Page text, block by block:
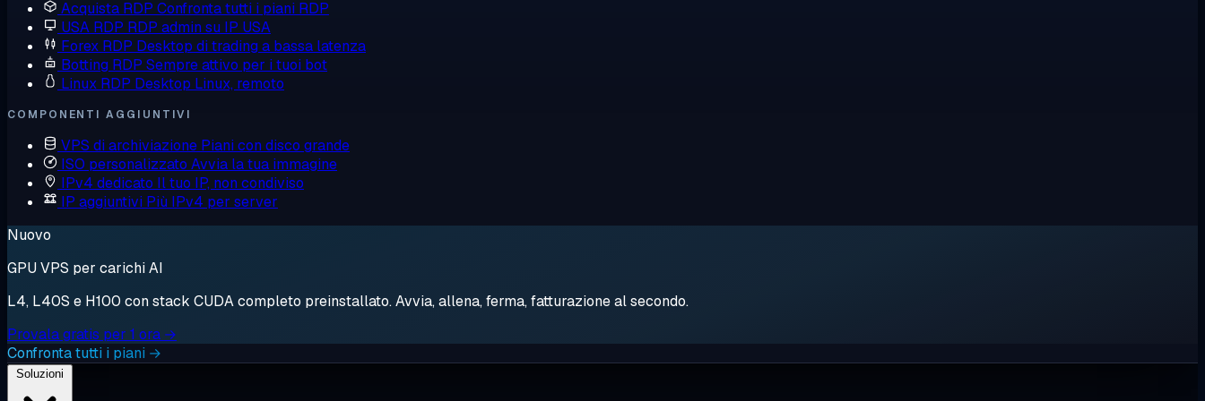
Acquista RDP Confronta tutti i piani RDP
USA RDP RDP admin su IP USA
Forex RDP Desktop di trading a bassa latenza
Botting RDP Sempre attivo per i tuoi bot
Linux RDP Desktop Linux, remoto
COMPONENTI AGGIUNTIVI
VPS di archiviazione Piani con disco grande
ISO personalizzato Avvia la tua immagine
IPv4 dedicato Il tuo IP, non condiviso
IP aggiuntivi Più IPv4 per server
Nuovo
GPU VPS per carichi AI
L4, L40S e H100 con stack CUDA completo preinstallato. Avvia, allena, ferma, fatturazione al secondo.
Provala gratis per 1 ora →
Confronta tutti i piani →